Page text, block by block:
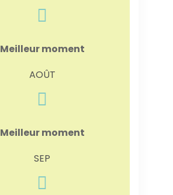
Meilleur moment
AOÛT
Meilleur moment
SEP